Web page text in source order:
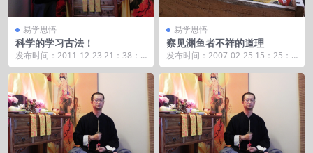
易学思悟
科学的学习古法！
发布时间：2011-12-23 21：38：5
6 如何学好数术？那么我认为第一
个...
易学思悟
察见渊鱼者不祥的道理
发布时间：2007-02-25 15：25：4
9 曾经讲的卜卦作用，因为凡是稀
奇...